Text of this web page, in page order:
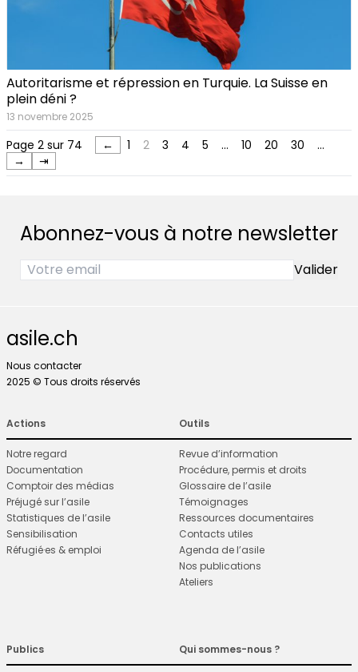
Autoritarisme et répression en Turquie. La Suisse en
plein déni ?
13 novembre 2025
Page 2 sur 74 ← 1 2 3 4 5 … 10 20 30
…
→
⇥
Abonnez-vous à notre newsletter
asile.ch
Nous contacter
2025 © Tous droits réservés
Actions
Notre regard
Documentation
Comptoir des médias
Préjugé sur l’asile
Statistiques de l’asile
Sensibilisation
Réfugié·es & emploi
Outils
Revue d’information
Procédure, permis et droits
Glossaire de l’asile
Témoignages
Ressources documentaires
Contacts utiles
Agenda de l’asile
Nos publications
Ateliers
Publics Qui sommes-nous ?